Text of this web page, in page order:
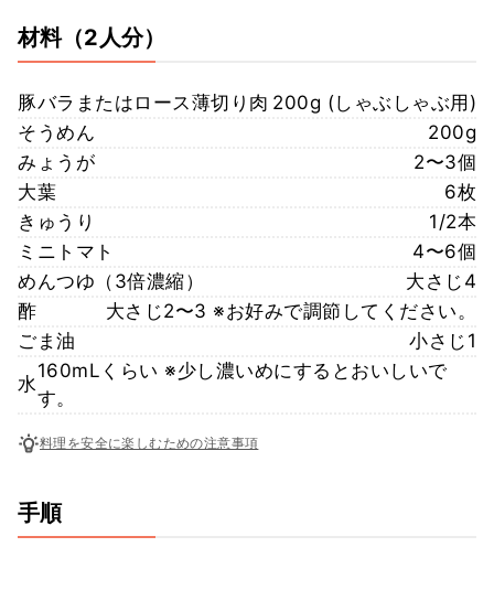
材料（2人分）
豚バラまたはロース薄切り肉 200g (しゃぶしゃぶ用)
そうめん
200g
みょうが
2〜3個
大葉
6枚
きゅうり
1/2本
ミニトマト
4〜6個
めんつゆ（3倍濃縮）
大さじ4
酢
大さじ2〜3 ※お好みで調節してください。
ごま油
小さじ1
水
160mLくらい ※少し濃いめにするとおいしいで
す。
料理を安全に楽しむための注意事項
手順